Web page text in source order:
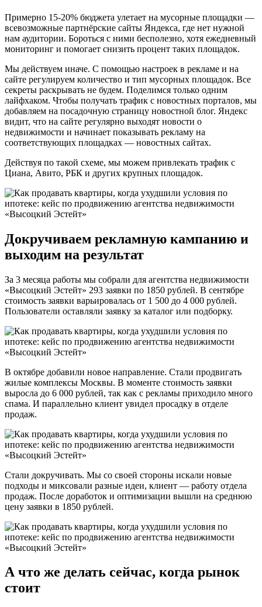
Примерно 15-20% бюджета улетает на мусорные площадки —
всевозможные партнёрские сайты Яндекса, где нет нужной
нам аудитории. Бороться с ними бесполезно, хотя ежедневный
мониторинг и помогает снизить процент таких площадок.
Мы действуем иначе. С помощью настроек в рекламе и на
сайте регулируем количество и тип мусорных площадок. Все
секреты раскрывать не будем. Поделимся только одним
лайфхаком. Чтобы получать трафик с новостных порталов, мы
добавляем на посадочную страницу новостной блог. Яндекс
видит, что на сайте регулярно выходят новости о
недвижимости и начинает показывать рекламу на
соответствующих площадках — новостных сайтах.
Действуя по такой схеме, мы можем привлекать трафик с
Циана, Авито, РБК и других крупных площадок.
Докручиваем рекламную кампанию и
выходим на результат
За 3 месяца работы мы собрали для агентства недвижимости
«Высоцкий Эстейт» 293 заявки по 1850 рублей. В сентябре
стоимость заявки варьировалась от 1 500 до 4 000 рублей.
Пользователи оставляли заявку за каталог или подборку.
В октябре добавили новое направление. Стали продвигать
жилые комплексы Москвы. В моменте стоимость заявки
выросла до 6 000 рублей, так как с рекламы приходило много
спама. И параллельно клиент увидел просадку в отделе
продаж.
Стали докручивать. Мы со своей стороны искали новые
подходы и миксовали разные идеи, клиент — работу отдела
продаж. После доработок и оптимизации вышли на среднюю
цену заявки в 1850 рублей.
А что же делать сейчас, когда рынок
стоит